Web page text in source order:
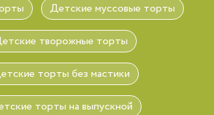
Детские муссовые торты
творожные торты
торты без мастики
торты на выпускной